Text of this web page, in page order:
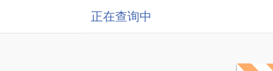
正在查询中